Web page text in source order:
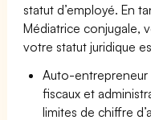
statut d’employé. En
Médiatrice conjugale,
votre statut juridique
Auto-entrepreneur
fiscaux et
limites de chiffre